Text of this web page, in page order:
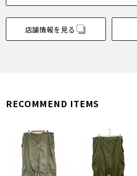
店舗情報を見る
RECOMMEND ITEMS